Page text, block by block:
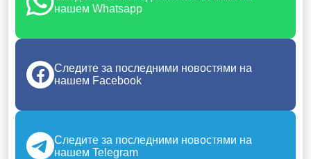
нашем Whatsapp
Следите за последними новостями на
нашем Facebook
Следите за последними новостями на
нашем Telegram